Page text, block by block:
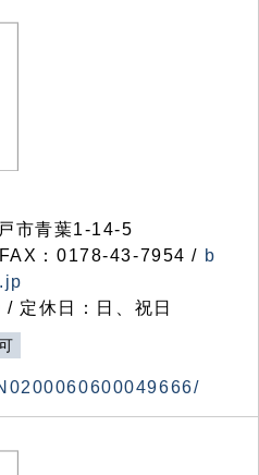
市青葉1-14-5
：0178-43-7954 / b
定休日：日、祝日